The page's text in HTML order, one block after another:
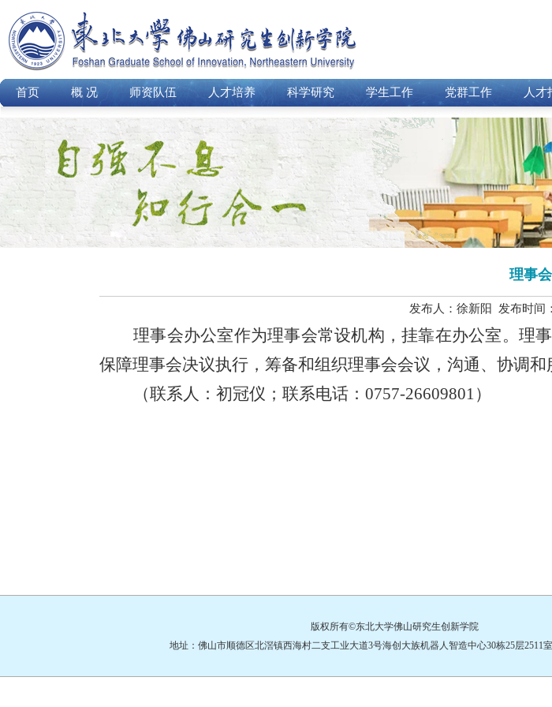
首页 概 况 师资队伍 人才培养 科学研究 学生工作 党群工作 人才
理事
发布人：徐新阳 发布时间
理事会办公室作为理事会常设机构，挂靠在办公室。理
保障理事会决议执行，筹备和组织理事会会议，沟通、协调
（联系人：初冠仪；联系电话： 0757-26609801）
版权所有©东北大学佛山研究生创新学院
地址：佛山市顺德区北滘镇西海村二支工业大道3号海创大族机器人智造中心30栋25层2511